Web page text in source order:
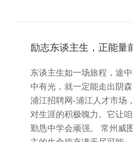
励志东谈主生，正能量
东谈主生如一场旅程，途
中有光，就一定能走出阴
浦江招聘网-浦江人才市场
对生涯的积极魄力。它让
勤恳中学会顽强。 常州威